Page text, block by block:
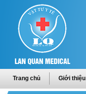
Trang chủ Giới thiệu